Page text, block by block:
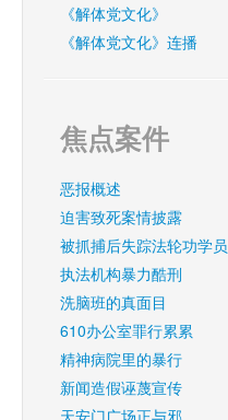
《解体党文化》
《解体党文化》连播
焦点案件
恶报概述
迫害致死案情披露
被抓捕后失踪法轮功学员
执法机构暴力酷刑
洗脑班的真面目
610办公室罪行累累
精神病院里的暴行
新闻造假诬蔑宣传